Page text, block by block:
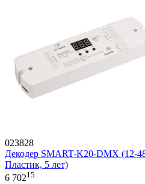
023828
Декодер SMART-K20-DMX (12-
Пластик, 5 лет)
6 70215